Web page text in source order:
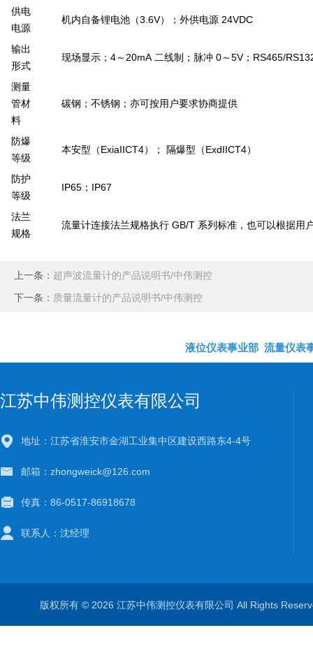
供电
电源
机内自备锂电池（3.6V）；外供电源 24VDC
输出
形式
现场显示； 4 ～ 20mA 二线制；脉冲 0 ～ 5V； RS465/
测量
管材
料
碳钢；不锈钢；亦可按用户要求协商提供
防爆
等级
本安型（ ExiaIICT4）； 隔爆型（ ExdIICT4）
防护
等级
IP65 ； IP67
法兰
规格
流量计连接法兰规格执行 GB/T 系列标准，也可以根据用
上一条： 超声波流量计的产品说明书/中伟测控
下一条： 质量流量计的产品说明书/中伟测控
液位仪表事业部 流量仪表
江苏中伟测控仪表有限公司
地址：江苏省淮安市金湖工业集中区建设西路东4-4号
邮箱：zhongweick@126.com
传真：86-0517-86918678
联系人：沈经理
版权所有 © 2026 江苏中伟测控仪表有限公司 All Rights